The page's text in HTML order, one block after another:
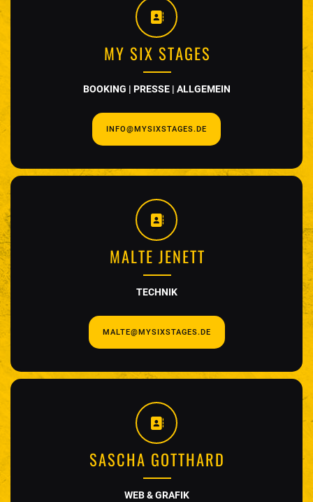
MY SIX STAGES
BOOKING | PRESSE | ALLGEMEIN
INFO@MYSIXSTAGES.DE
MALTE JENETT
TECHNIK
MALTE@MYSIXSTAGES.DE
SASCHA GOTTHARD
WEB & GRAFIK